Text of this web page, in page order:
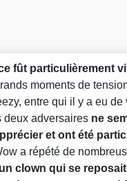
fût particulièrement
moments de
entre qui il y a eu
deux adversaires ne
et ont été
a répété de
clown qui se